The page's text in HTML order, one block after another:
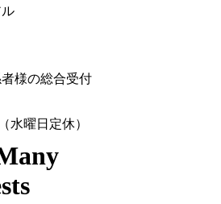
様の総合受付
水曜日定休）